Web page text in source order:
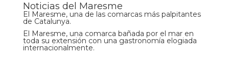
Noticias del Maresme
El Maresme, una de las comarcas más palpitantes
de Catalunya.
El Maresme, una comarca bañada por el mar en
toda su extensión con una gastronomía elogiada
internacionalmente.